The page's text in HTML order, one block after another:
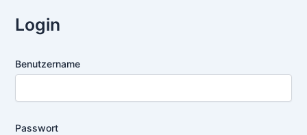
Login
Benutzername
Passwort